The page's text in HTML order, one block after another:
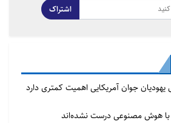
اشتراک
یهودیان جوان آمریکایی اهمیت کمتری دارد
با هوش مصنوعی درست نشده‌اند